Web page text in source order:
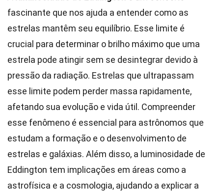
fascinante que nos ajuda a entender como as
estrelas mantêm seu equilíbrio. Esse limite é
crucial para determinar o brilho máximo que uma
estrela pode atingir sem se desintegrar devido à
pressão da radiação. Estrelas que ultrapassam
esse limite podem perder massa rapidamente,
afetando sua evolução e vida útil. Compreender
esse fenômeno é essencial para astrônomos que
estudam a formação e o desenvolvimento de
estrelas e galáxias. Além disso, a luminosidade de
Eddington tem implicações em áreas como a
astrofísica e a cosmologia, ajudando a explicar a